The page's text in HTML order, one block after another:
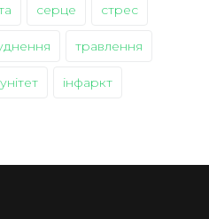
серце стрес
травлення
інфаркт